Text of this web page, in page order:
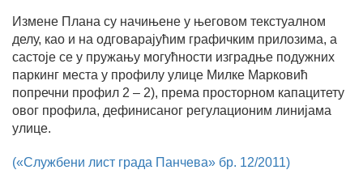
Измене Плана су начињене у његовом текстуалном
делу, као и на одговарајућим графичким прилозима, а
састоје се у пружању могућности изградње подужних
паркинг места у профилу улице Милке Марковић
попречни профил 2 – 2), према просторном капацитету
овог профила, дефинисаног регулационим линијама
улице.
(«Службени лист града Панчева» бр. 12/2011)